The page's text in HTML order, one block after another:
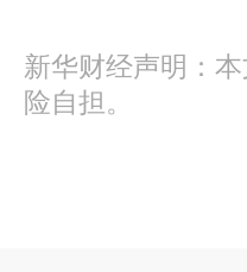
新华财经声明：
险自担。